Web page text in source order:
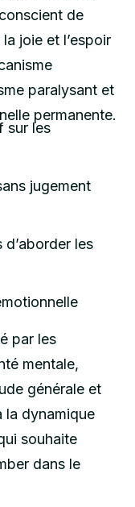
de
joie et l’espoir
paralysant et
permanente.
sur les
jugement
d’aborder les
par les
mentale,
générale et
la dynamique
souhaite
dans le